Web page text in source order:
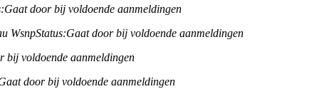
Gaat door bij voldoende aanmeldingen
WsnpStatus:Gaat door bij voldoende aanmeldingen
bij voldoende aanmeldingen
door bij voldoende aanmeldingen